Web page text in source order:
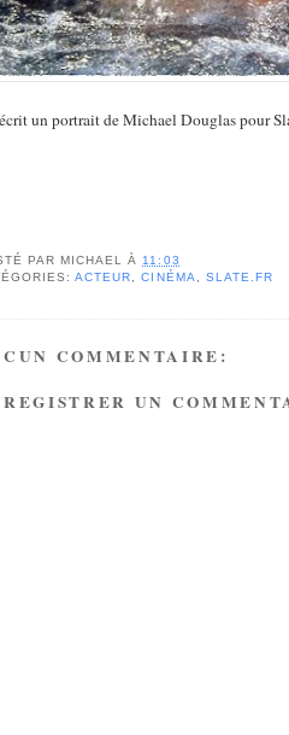
un portrait de Michael Douglas pour
PAR MICHAEL À 11:03
ACTEUR ,CINÉMA SLATE.FR
COMMENTAIRE:
UN